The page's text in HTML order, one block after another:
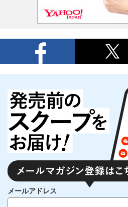
メールアドレス